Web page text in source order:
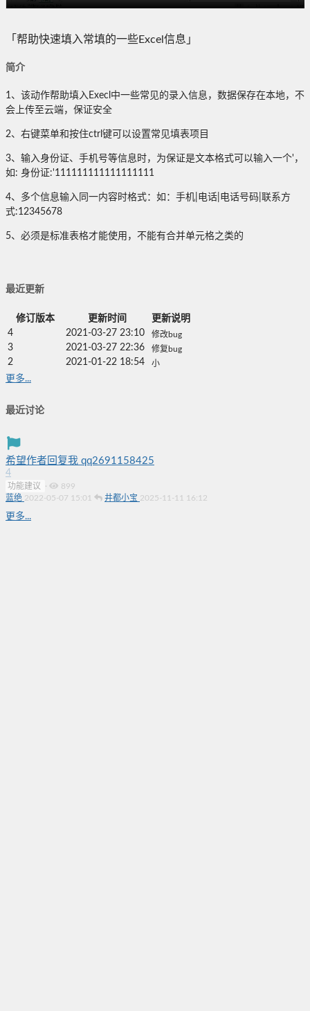
「帮助快速填入常填的一些Excel信息」
简介
1、该动作帮助填入Execl中一些常见的录入信息，数据保存在本地，不
会上传至云端，保证安全
2、右键菜单和按住ctrl键可以设置常见填表项目
3、输入身份证、手机号等信息时，为保证是文本格式可以输入一个'，
如: 身份证:'111111111111111111
4、多个信息输入同一内容时格式：如：手机|电话|电话号码|联系方
式:12345678
5、必须是标准表格才能使用，不能有合并单元格之类的
最近更新
修订版本 更新时间
更新说明
4
2021-03-27 23:10 修改bug
3 2021-03-27 22:36 修复bug
2 2021-01-22 18:54 小
更多...
最近讨论
希望作者回复我 qq2691158425
4
功能建议 ·
899
蓝绝 2022-05-07 15:01 井都小宝 2025-11-11 16:12
更多...